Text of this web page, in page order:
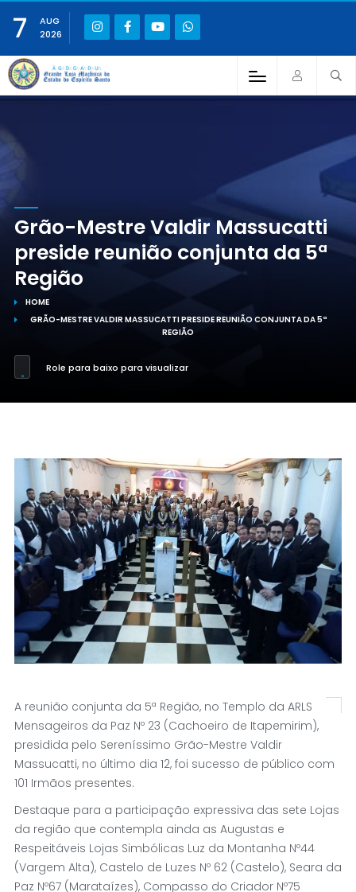
7
AUG
2026
Grão-Mestre Valdir Massucatti
preside reunião conjunta da 5ª
Região
HOME
GRÃO-MESTRE VALDIR MASSUCATTI PRESIDE REUNIÃO CONJUNTA DA 5ª
REGIÃO
Role para baixo para visualizar
A reunião conjunta da 5ª Região, no Templo da ARLS
Mensageiros da Paz Nº 23 (Cachoeiro de Itapemirim),
presidida pelo Sereníssimo Grão-Mestre Valdir
Massucatti, no último dia 12, foi sucesso de público com
101 Irmãos presentes.
Destaque para a participação expressiva das sete Lojas
da região que contempla ainda as Augustas e
Respeitáveis Lojas Simbólicas Luz da Montanha Nº44
(Vargem Alta), Castelo de Luzes Nº 62 (Castelo), Seara da
Paz Nº67 (Marataízes), Compasso do Criador Nº75